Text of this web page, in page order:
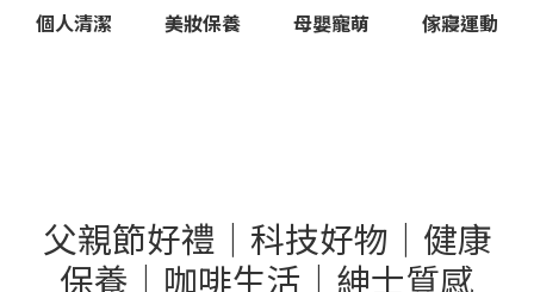
個人清潔 美妝保養 母嬰寵萌 傢寢運動
父親節好禮｜科技好物｜健康
保養｜咖啡生活｜紳士質感